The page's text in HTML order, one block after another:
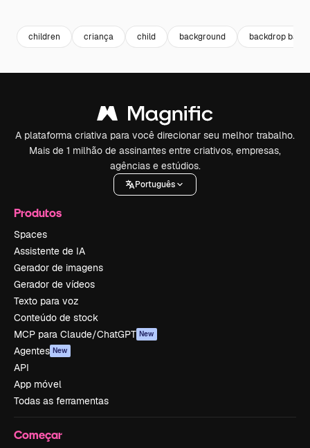
children criança child background backdrop
A plataforma criativa para você direcionar seu melhor trabalho.
Mais de 1 milhão de assinantes entre criativos, empresas,
agências e estúdios.
Português
Produtos
Spaces
Assistente de IA
Gerador de imagens
Gerador de vídeos
Texto para voz
Conteúdo de stock
MCP para Claude/ChatGPT New
Agentes New
API
App móvel
Todas as ferramentas
Começar